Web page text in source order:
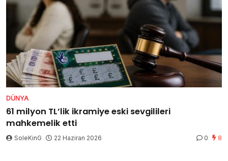
DÜNYA
61 milyon TL’lik ikramiye eski sevgilileri
mahkemelik etti
SoleKinG 22 Haziran 2026 0 8